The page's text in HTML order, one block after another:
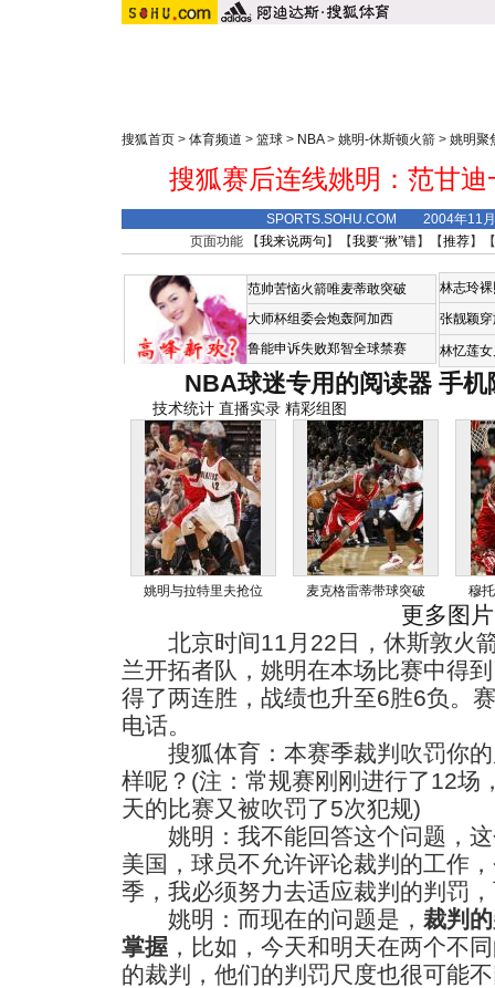
搜狐首页 > 体育频道 > 篮球 > NBA> 姚明-休斯顿火箭 > 姚明聚
搜狐赛后连线姚明：范甘
SPORTS.SOHU.COM 2004年11
页面功能 【我来说两句 】【我要“揪”错】【推荐】
范帅苦恼火箭唯麦蒂敢突破
大师杯组委会炮轰阿加西
鲁能申诉失败郑智全球禁赛
林志玲
张靓颖
林忆莲
NBA球迷专用的阅读器 手机
技术统计 直播实录 精彩组图
姚明与拉特里夫抢位 麦克格雷蒂带球突破 穆
更多图片
北京时间11月22日，休斯敦火
兰开拓者队，姚明在本场比赛中得
得了两连胜，战绩也升至6胜6负。
电话。
搜狐体育：本赛季裁判吹罚你的
样呢？(注：常规赛刚刚进行了12场
天的比赛又被吹罚了5次犯规)
姚明：我不能回答这个问题，这
美国，球员不允许评论裁判的工作
季，我必须努力去适应裁判的判罚
姚明：而现在的问题是， 裁判
掌握 ，比如，今天和明天在两个不
的裁判，他们的判罚尺度也很可能